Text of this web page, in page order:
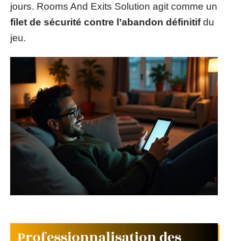
jours. Rooms And Exits Solution agit comme un
filet de sécurité contre l’abandon définitifdu
jeu.